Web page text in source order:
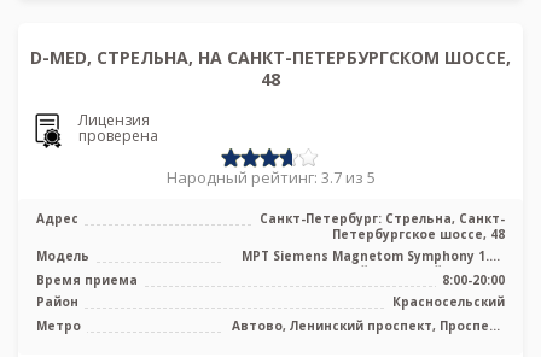
D-MED, СТРЕЛЬНА, НА САНКТ-ПЕТЕРБУРГСКОМ ШОССЕ,
48
Лицензия
проверена
Народный рейтинг: 3.7 из 5
Адрес
Санкт-Петербург: Стрельна, Санкт-
Петербургское шоссе, 48
Модель
МРТ Siemens Magnetom Symphony 1.5Т
высокопольный закрытый тип, УЗИ
Время приема
8:00-20:00
Район
Красносельский
Метро
Автово, Ленинский проспект, Проспект